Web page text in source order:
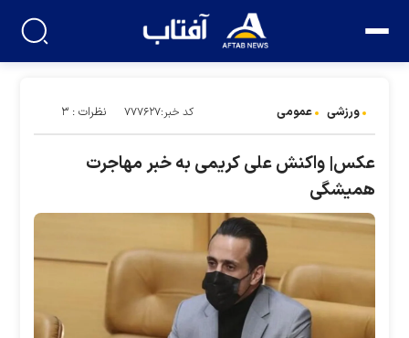
ورزشی عمومی کد خبر:۷۷۷۶۲۷ نظرات : ۳
عکس| واکنش علی کریمی به خبر مهاجرت
همیشگی